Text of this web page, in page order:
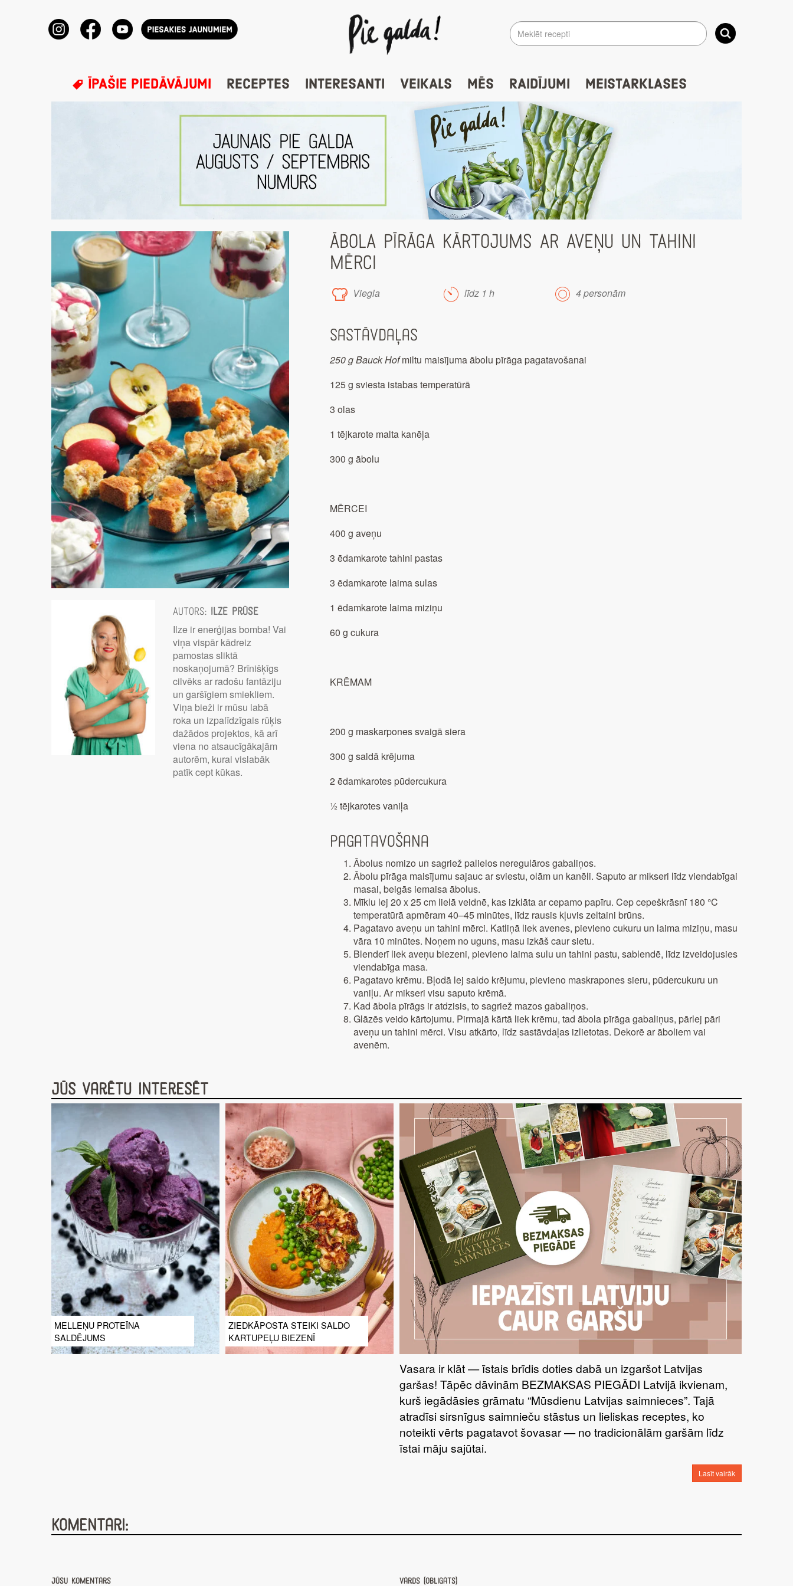
ĪPAŠIE PIEDĀVĀJUMI RECEPTES INTERESANTI VEIKALS MĒS RAIDĪJUMI MEISTARKLASES
Autors: Ilze Prūse
Ilze ir enerģijas bomba! Vai
viņa vispār kādreiz
pamostas sliktā
noskaņojumā? Brīnišķīgs
cilvēks ar radošu fantāziju
un garšīgiem smiekliem.
Viņa bieži ir mūsu labā
roka un izpalīdzīgais rūķis
dažādos projektos, kā arī
viena no atsaucīgākajām
autorēm, kurai vislabāk
patīk cept kūkas.
ĀBOLA PĪRĀGA KĀRTOJUMS AR AVEŅU UN TAHINI
MĒRCI
Viegla līdz 1 h 4 personām
Sastāvdaļas
250 g Bauck Hofmiltu maisījuma ābolu pīrāga pagatavošanai
125 g sviesta istabas temperatūrā
3 olas
1 tējkarote malta kanēļa
300 g ābolu
MĒRCEI
400 g aveņu
3 ēdamkarote tahini pastas
3 ēdamkarote laima sulas
1 ēdamkarote laima miziņu
60 g cukura
KRĒMAM
200 g maskarpones svaigā siera
300 g saldā krējuma
2 ēdamkarotes pūdercukura
½ tējkarotes vaniļa
Pagatavošana
Ābolus nomizo un sagriež palielos neregulāros gabaliņos.
Ābolu pīrāga maisījumu sajauc ar sviestu, olām un kanēli. Saputo ar mikseri līdz viendabīgai
masai, beigās iemaisa ābolus.
Mīklu lej 20 x 25 cm lielā veidnē, kas izklāta ar cepamo papīru. Cep cepeškrāsnī 180 °C
temperatūrā apmēram 40–45 minūtes, līdz rausis kļuvis zeltaini brūns.
Pagatavo aveņu un tahini mērci. Katliņā liek avenes, pievieno cukuru un laima miziņu, masu
vāra 10 minūtes. Noņem no uguns, masu izkāš caur sietu.
Blenderī liek aveņu biezeni, pievieno laima sulu un tahini pastu, sablendē, līdz izveidojusies
viendabīga masa.
Pagatavo krēmu. Bļodā lej saldo krējumu, pievieno maskrapones sieru, pūdercukuru un
vaniļu. Ar mikseri visu saputo krēmā.
Kad ābola pīrāgs ir atdzisis, to sagriež mazos gabaliņos.
Glāzēs veido kārtojumu. Pirmajā kārtā liek krēmu, tad ābola pīrāga gabaliņus, pārlej pāri
aveņu un tahini mērci. Visu atkārto, līdz sastāvdaļas izlietotas. Dekorē ar āboliem vai
avenēm.
Jūs varētu interesēt
MELLEŅU PROTEĪNA
SALDĒJUMS
ZIEDKĀPOSTA STEIKI SALDO
KARTUPEĻU BIEZENĪ
Vasara ir klāt — īstais brīdis doties dabā un izgaršot Latvijas
garšas! Tāpēc dāvinām BEZMAKSAS PIEGĀDI Latvijā ikvienam,
kurš iegādāsies grāmatu “Mūsdienu Latvijas saimnieces”. Tajā
atradīsi sirsnīgus saimnieču stāstus un lieliskas receptes, ko
noteikti vērts pagatavot šovasar — no tradicionālām garšām līdz
īstai māju sajūtai.
Lasīt vairāk
Komentāri:
Jūsu komentārs Vārds (obligāts)